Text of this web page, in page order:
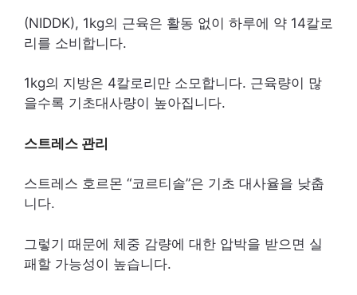
(NIDDK), 1kg의 근육은 활동 없이 하루에 약 14칼로
리를 소비합니다.
1kg의 지방은 4칼로리만 소모합니다. 근육량이 많
을수록 기초대사량이 높아집니다.
스트레스 관리
스트레스 호르몬 “코르티솔”은 기초 대사율을 낮춥
니다.
그렇기 때문에 체중 감량에 대한 압박을 받으면 실
패할 가능성이 높습니다.